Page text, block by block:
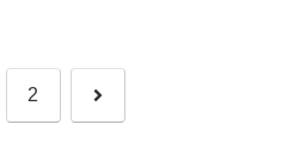
普通傷害保険への加入を検討してみてはい
かがでしょうか。
置、音楽再生装置、そして目的地案内装置
などが付属品に該当します。さらに、車に
搭載されている工具や予備のタイヤなども
付属品とみなされます。これらの部品は、
2 次